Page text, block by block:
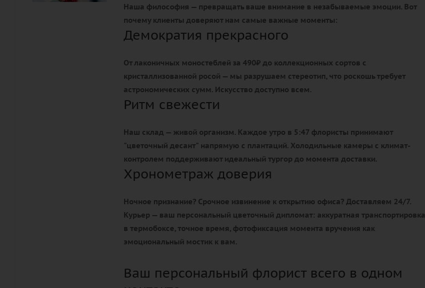
Наша философия — превращать ваше внимание в незабываемые эмоции. Вот
почему клиенты доверяют нам самые важные моменты:
Демократия прекрасного
От лаконичных моностеблей за 490₽ до коллекционных сортов с
кристаллизованной росой — мы разрушаем стереотип, что роскошь требует
астрономических сумм. Искусство доступно всем.
Ритм свежести
Наш склад — живой организм. Каждое утро в 5:47 флористы принимают
"цветочный десант" напрямую с плантаций. Холодильные камеры с климат-
контролем поддерживают идеальный тургор до момента доставки.
Хронометраж доверия
Ночное признание? Срочное извинение к открытию офиса? Доставляем 24/7.
Курьер — ваш персональный цветочный дипломат: аккуратная транспортировка
в термобоксе, точное время, фотофиксация момента вручения как
эмоциональный мостик к вам.
Ваш персональный флорист всего в одном